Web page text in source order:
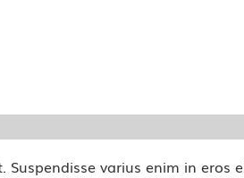
varius enim in eros